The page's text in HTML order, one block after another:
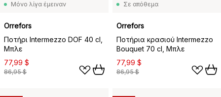
Μόνο λίγα έμειναν
Orrefors
Ποτήρι Intermezzo DOF 40 cl,
Μπλε
77,99 $
86,95 $
Σε απόθεμα
Orrefors
Ποτήρια κρασιού Intermezzo
Bouquet 70 cl, Μπλε
77,99 $
86,95 $